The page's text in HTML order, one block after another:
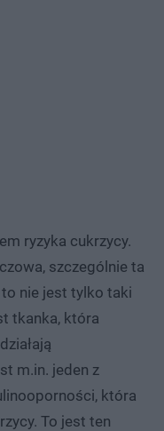
ryzyka cukrzycy.
szczególnie ta
nie jest tylko taki
tkanka, która
m.in. jeden z
która
To jest ten